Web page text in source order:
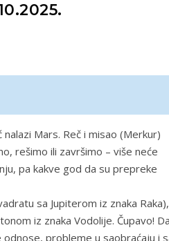
Mars. Reč i misao (Merkur)
rešimo ili završimo – više neće
pa kakve god da su prepreke
sa Jupiterom iz znaka
iz znaka Vodolije. Čupavo!
probleme u saobraćaju i